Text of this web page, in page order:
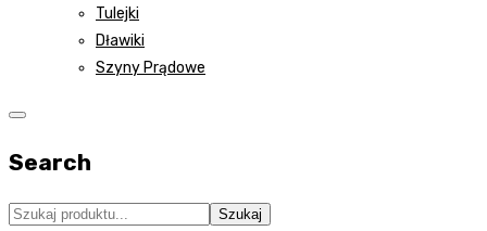
Tulejki
Dławiki
Szyny Prądowe
Search
Szukaj